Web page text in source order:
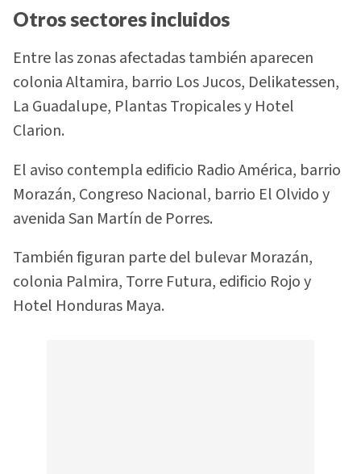
Otros sectores incluidos
Entre las zonas afectadas también aparecen
colonia Altamira, barrio Los Jucos, Delikatessen,
La Guadalupe, Plantas Tropicales y Hotel
Clarion.
El aviso contempla edificio Radio América, barrio
Morazán, Congreso Nacional, barrio El Olvido y
avenida San Martín de Porres.
También figuran parte del bulevar Morazán,
colonia Palmira, Torre Futura, edificio Rojo y
Hotel Honduras Maya.